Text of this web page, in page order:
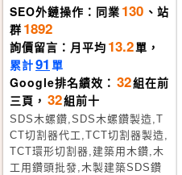
SEO外鏈操作：同業 130 、站
群 1892
詢價留言：月平均 13.2單，
累計91 單
Google排名績效： 32組在前
三頁， 32組前十
SDS木螺鑽,SDS木螺鑽製造,T
CT切割器代工,TCT切割器製造,
TCT環形切割器,建築用木鑽,木
工用鑽頭批發,木製建築SDS鑽